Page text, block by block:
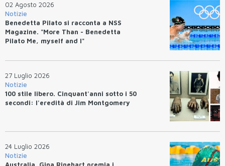
02 Agosto 2026
Notizie
Benedetta Pilato si racconta a NSS
Magazine. "More Than - Benedetta
Pilato Me, myself and I"
27 Luglio 2026
Notizie
100 stile libero. Cinquant'anni sotto i 50
secondi: l'eredità di Jim Montgomery
24 Luglio 2026
Notizie